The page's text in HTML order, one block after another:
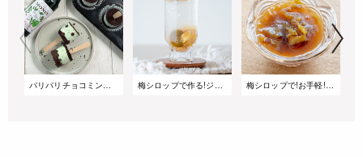
パリパリチョコミントアイス 梅シロップで作る!ジンジャーエール 梅シロップで!お手軽!梅ドレッシング